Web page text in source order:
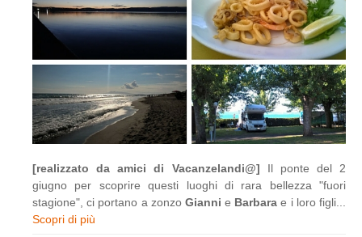
[realizzato da amici di Vacanzelandi@] Il ponte del 2
giugno per scoprire questi luoghi di rara bellezza "fuori
stagione", ci portano a zonzo Gianni e Barbara e i loro figli...
Scopri di più